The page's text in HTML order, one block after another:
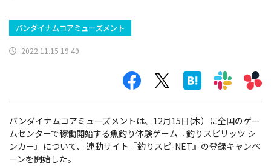
バンダイナムコアミューズメント
2022.11.15 19:49
バンダイナムコアミューズメントは、12月15日(木）に全国のゲー
ムセンターで稼働開始する魚釣り体験ゲーム『釣りスピリッツ シ
ンカー』について、 連動サイト『釣りスピ-NET』の登録キャンペ
ーンを開始した。